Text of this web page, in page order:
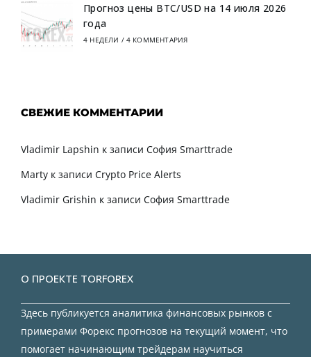
Прогноз цены BTC/USD на 14 июля 2026
года
4 НЕДЕЛИ / 4 КОММЕНТАРИЯ
СВЕЖИЕ КОММЕНТАРИИ
Vladimir Lapshin к записи София Smarttrade
Marty к записи Crypto Price Alerts
Vladimir Grishin к записи София Smarttrade
О ПРОЕКТЕ TORFOREX
Здесь публикуется аналитика финансовых рынков с
примерами Форекс прогнозов на текущий момент, что
помогает начинающим трейдерам научиться